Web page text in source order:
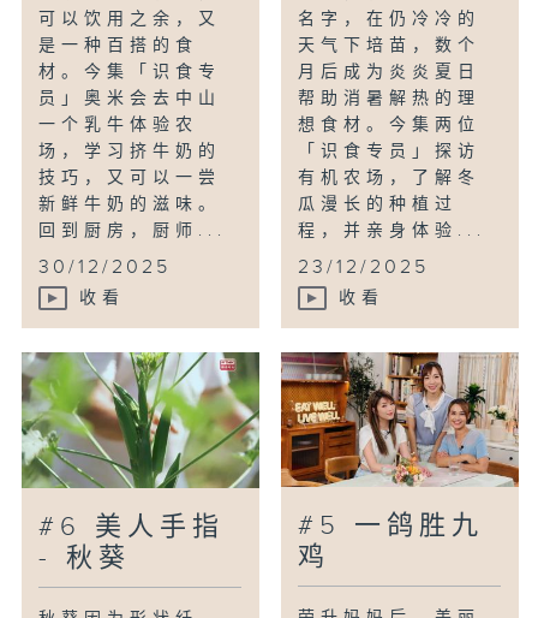
可以饮用之余，又
是一种百搭的食
材。今集「识食专
员」奥米会去中山
一个乳牛体验农
场，学习挤牛奶的
技巧，又可以一尝
新鲜牛奶的滋味。
回到厨房，厨师...
30/12/2025
收看
名字，在仍冷冷的
天气下培苗，数个
月后成为炎炎夏日
帮助消暑解热的理
想食材。今集两位
「识食专员」探访
有机农场，了解冬
瓜漫长的种植过
程，并亲身体验...
23/12/2025
收看
#6 美人手指
- 秋葵
#5 一鸽胜九
鸡